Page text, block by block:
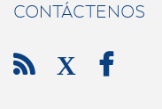
CONTÁCTENOS
 X 